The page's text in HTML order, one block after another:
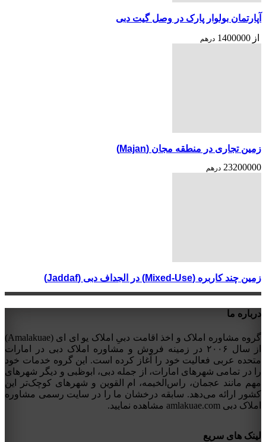
آپارتمان بولوار پارک در وصل گیت دبی
از 1400000 درهم
زمین تجاری در منطقه مجان (Majan)
23200000 درهم
زمین چند کاربره (Mixed-Use) در الجداف دبی (Jaddaf)
درباره ما
گروه مشاوره املاک و اخذ اقامت دبیِ املاک یو ای ای (Amalakuae)
از سال ۲۰۰۶ در زمینه فروش و مشاوره املاک دبی در امارات
متحده عربی فعالیت خود را آغاز کرده است. این گروه خدمات خود
را در تمامی شهرهای امارات، از جمله دبی، ابوظبی و دیگر شهرهای
مهم مانند عجمان، راس‌الخیمه، ام القوین و شهرهای کوچک‌تر این
کشور ارائه می‌دهد. سابقه درخشان ما را در سایت رسمی مشاوره
املاک دبی amlakuae.com مشاهده نمایید.
لینک های سریع